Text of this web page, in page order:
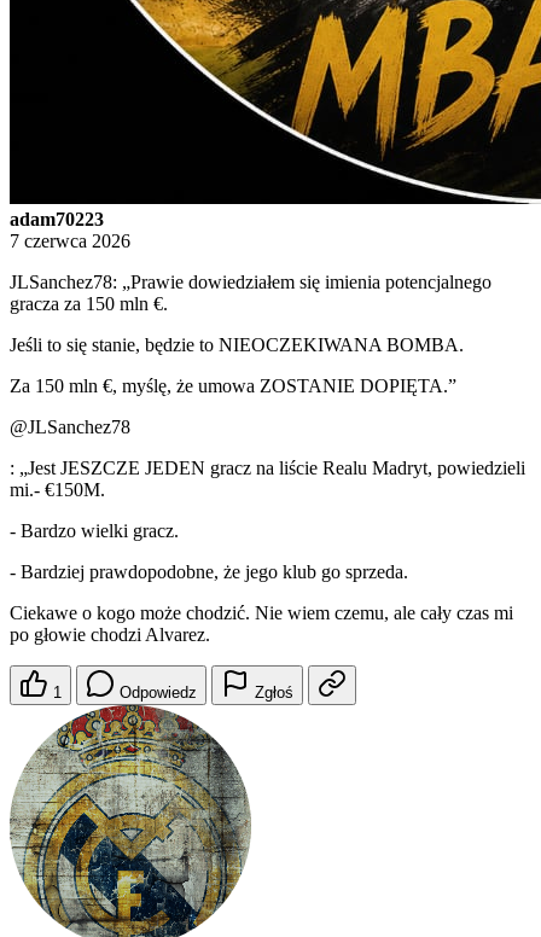
adam70223
7 czerwca 2026
JLSanchez78: „Prawie dowiedziałem się imienia potencjalnego
gracza za 150 mln €.
Jeśli to się stanie, będzie to NIEOCZEKIWANA BOMBA.
Za 150 mln €, myślę, że umowa ZOSTANIE DOPIĘTA.”
@JLSanchez78
: „Jest JESZCZE JEDEN gracz na liście Realu Madryt, powiedzieli
mi.- €150M.
- Bardzo wielki gracz.
- Bardziej prawdopodobne, że jego klub go sprzeda.
Ciekawe o kogo może chodzić. Nie wiem czemu, ale cały czas mi
po głowie chodzi Alvarez.
1 Odpowiedz Zgłoś